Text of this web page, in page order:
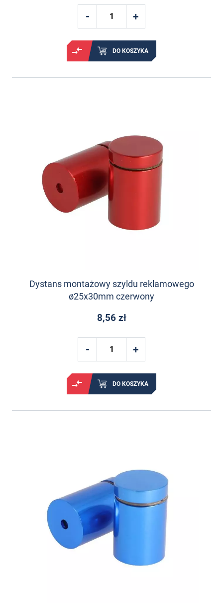
DO KOSZYKA
Dystans montażowy szyldu reklamowego
ø25x30mm czerwony
8,56 zł
DO KOSZYKA